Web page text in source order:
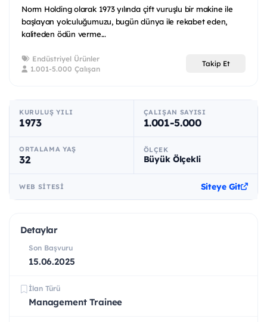
Norm Holding olarak 1973 yılında çift vuruşlu bir makine ile
başlayan yolculuğumuzu, bugün dünya ile rekabet eden,
kaliteden ödün verme...
Endüstriyel Ürünler
1.001-5.000 Çalışan
Takip Et
KURULUŞ YILI
1973
ÇALIŞAN SAYISI
1.001-5.000
ORTALAMA YAŞ
32
ÖLÇEK
Büyük Ölçekli
WEB SITESI Siteye Git
Detaylar
Son Başvuru
15.06.2025
İlan Türü
Management Trainee